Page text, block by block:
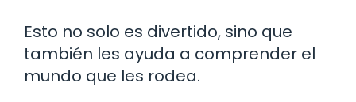
Esto no solo es divertido, sino que
también les ayuda a comprender el
mundo que les rodea.